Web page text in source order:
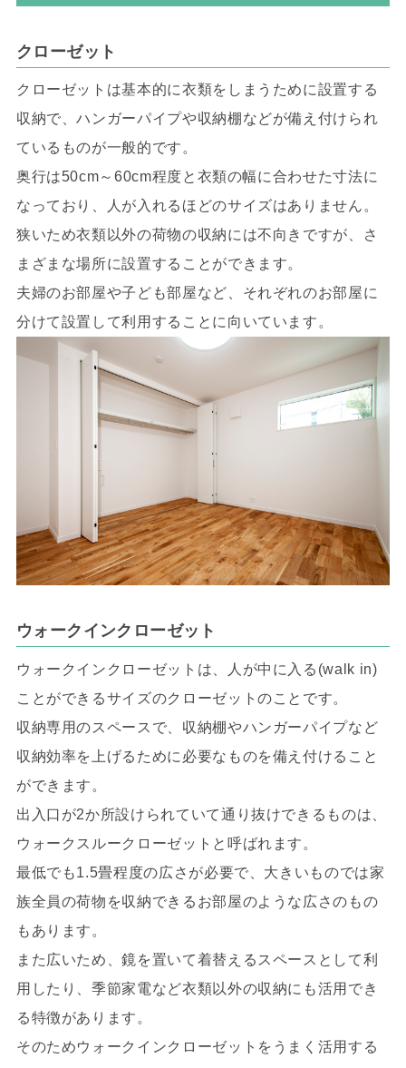
クローゼット
クローゼットは基本的に衣類をしまうために設置する
収納で、ハンガーパイプや収納棚などが備え付けられ
ているものが一般的です。
奥行は50cm～60cm程度と衣類の幅に合わせた寸法に
なっており、人が入れるほどのサイズはありません。
狭いため衣類以外の荷物の収納には不向きですが、さ
まざまな場所に設置することができます。
夫婦のお部屋や子ども部屋など、それぞれのお部屋に
分けて設置して利用することに向いています。
ウォークインクローゼット
ウォークインクローゼットは、人が中に入る(walk in)
ことができるサイズのクローゼットのことです。
収納専用のスペースで、収納棚やハンガーパイプなど
収納効率を上げるために必要なものを備え付けること
ができます。
出入口が2か所設けられていて通り抜けできるものは、
ウォークスルークローゼットと呼ばれます。
最低でも1.5畳程度の広さが必要で、大きいものでは家
族全員の荷物を収納できるお部屋のような広さのもの
もあります。
また広いため、鏡を置いて着替えるスペースとして利
用したり、季節家電など衣類以外の収納にも活用でき
る特徴があります。
そのためウォークインクローゼットをうまく活用する